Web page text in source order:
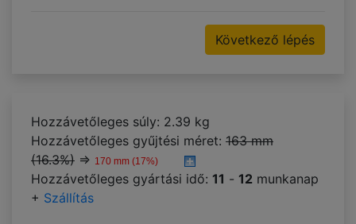
Következő lépés
Hozzávetőleges súly: 2.39 kg
Hozzávetőleges gyűjtési méret: 163 mm
(16.3%) ⇒ 170 mm (17%)
Hozzávetőleges gyártási idő: 11 - 12 munkanap
+ Szállítás